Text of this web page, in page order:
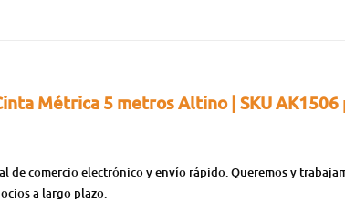
Métrica 5 metros Altino | SKU AK1506
comercio electrónico y envío rápido. Queremos y
a largo plazo.